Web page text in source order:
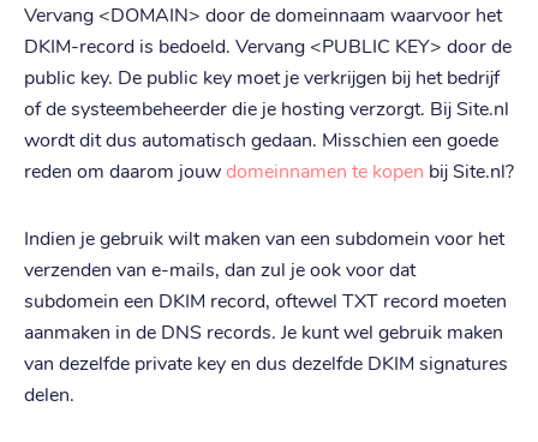
Vervang <DOMAIN> door de domeinnaam waarvoor het
DKIM-record is bedoeld. Vervang <PUBLIC KEY> door de
public key. De public key moet je verkrijgen bij het bedrijf
of de systeembeheerder die je hosting verzorgt. Bij Site.nl
wordt dit dus automatisch gedaan. Misschien een goede
reden om daarom jouwdomeinnamen te kopen bij Site.nl?
Indien je gebruik wilt maken van een subdomein voor het
verzenden van e-mails, dan zul je ook voor dat
subdomein een DKIM record, oftewel TXT record moeten
aanmaken in de DNS records. Je kunt wel gebruik maken
van dezelfde private key en dus dezelfde DKIM signatures
delen.